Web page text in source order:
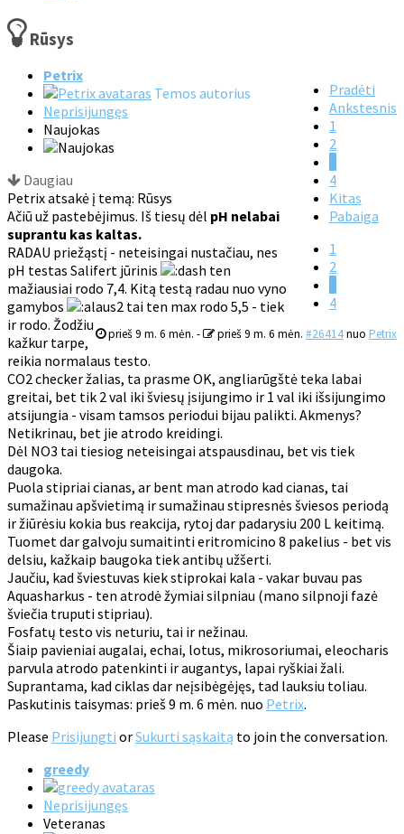
Rūsys
Pradėti
Ankstesnis
1
2
4
Kitas
Pabaiga
1
2
4
Petrix
Temos autorius
Neprisijungęs
Naujokas
Daugiau
prieš 9 m. 6 mėn. - prieš 9 m. 6 mėn. #26414nuo Petrix
Petrix atsakė į temą: Rūsys
Ačiū už pastebėjimus. Iš tiesų dėl pH nelabai
suprantu kas kaltas.
RADAU priežąstį - neteisingai nustačiau, nes
pH testas Salifert jūrinis
ten
mažiausiai rodo 7,4. Kitą testą radau nuo vyno
gamybos
tai ten max rodo 5,5 - tiek
ir rodo. Žodžiu
kažkur tarpe,
reikia normalaus testo.
CO2 checker žalias, ta prasme OK, angliarūgštė teka labai
greitai, bet tik 2 val iki šviesų įsijungimo ir 1 val iki išsijungimo
atsijungia - visam tamsos periodui bijau palikti. Akmenys?
Netikrinau, bet jie atrodo kreidingi.
Dėl NO3 tai tiesiog neteisingai atspausdinau, bet vis tiek
daugoka.
Puola stipriai cianas, ar bent man atrodo kad cianas, tai
sumažinau apšvietimą ir sumažinau stipresnės šviesos periodą
ir žiūrėsiu kokia bus reakcija, rytoj dar padarysiu 200 L keitimą.
Tuomet dar galvoju sumaitinti eritromicino 8 pakelius - bet vis
delsiu, kažkaip baugoka tiek antibų užšerti.
Jaučiu, kad šviestuvas kiek stiprokai kala - vakar buvau pas
Aquasharkus - ten atrodė žymiai silpniau (mano silpnoji fazė
šviečia truputi stipriau).
Fosfatų testo vis neturiu, tai ir nežinau.
Šiaip pavieniai augalai, echai, lotus, mikrosoriumai, eleocharis
parvula atrodo patenkinti ir augantys, lapai ryškiai žali.
Suprantama, kad ciklas dar neįsibėgėjęs, tad lauksiu toliau.
Paskutinis taisymas: prieš 9 m. 6 mėn. nuo Petrix.
Please Prisijungti orSukurti sąskaitą to join the conversation.
greedy
Neprisijungęs
Veteranas